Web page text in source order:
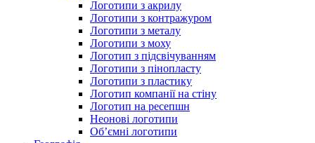
Логотипи з акрилу
Логотипи з контражуром
Логотипи з металу
Логотипи з моху
Логотип з підсвічуванням
Логотипи з пінопласту
Логотипи з пластику
Логотип компанії на стіну
Логотип на ресепшн
Неонові логотипи
Об’ємні логотипи